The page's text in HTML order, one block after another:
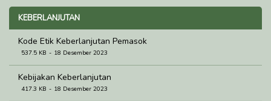
KEBERLANJUTAN
Kode Etik Keberlanjutan Pemasok
537.5 KB 18 Desember 2023
Kebijakan Keberlanjutan
417.3 KB 18 Desember 2023